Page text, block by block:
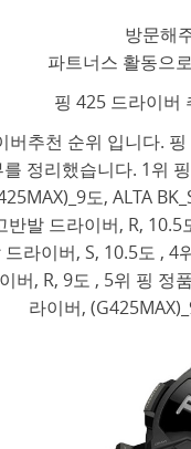
방문해
파트너스 활동으
핑 425 드라이버
버추천 순위 입니다.
정리했습니다. 1위
도, ALTA
반발 드라이버, R,
라이버, S, 10.5도 ,
버, R, 9도 , 5위 핑 정
라이버,